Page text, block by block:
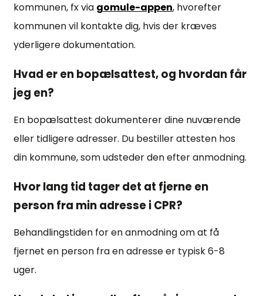
kommunen, fx via gomule-appen, hvorefter
kommunen vil kontakte dig, hvis der kræves
yderligere dokumentation.
Hvad er en bopælsattest, og hvordan får
jeg en?
En bopælsattest dokumenterer dine nuværende
eller tidligere adresser. Du bestiller attesten hos
din kommune, som udsteder den efter anmodning.
Hvor lang tid tager det at fjerne en
person fra min adresse i CPR?
Behandlingstiden for en anmodning om at få
fjernet en person fra en adresse er typisk 6-8
uger.